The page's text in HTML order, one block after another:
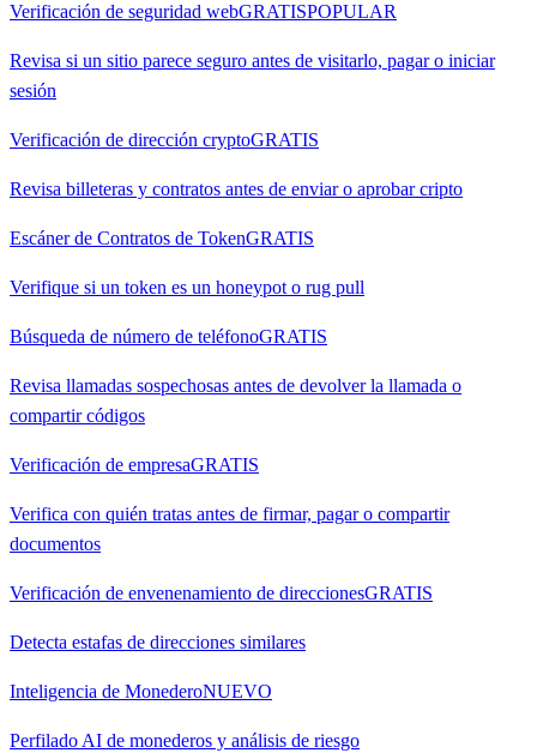
Verificación de seguridad webGRATISPOPULAR
Revisa si un sitio parece seguro antes de visitarlo, pagar o iniciar
sesión
Verificación de dirección cryptoGRATIS
Revisa billeteras y contratos antes de enviar o aprobar cripto
Escáner de Contratos de TokenGRATIS
Verifique si un token es un honeypot o rug pull
Búsqueda de número de teléfonoGRATIS
Revisa llamadas sospechosas antes de devolver la llamada o
compartir códigos
Verificación de empresaGRATIS
Verifica con quién tratas antes de firmar, pagar o compartir
documentos
Verificación de envenenamiento de direccionesGRATIS
Detecta estafas de direcciones similares
Inteligencia de MonederoNUEVO
Perfilado AI de monederos y análisis de riesgo